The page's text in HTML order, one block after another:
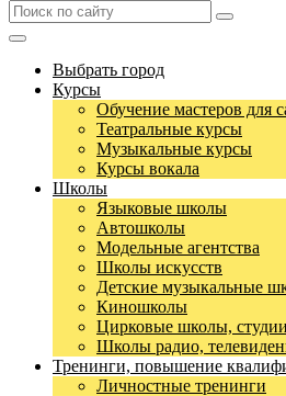
Выбрать город
Курсы
Обучение мастеров для
Театральные курсы
Музыкальные курсы
Курсы вокала
Школы
Языковые школы
Автошколы
Модельные агентства
Школы искусств
Детские музыкальные
Киношколы
Цирковые школы, студии
Школы радио,
Тренинги, повышение
Личностные тренинги